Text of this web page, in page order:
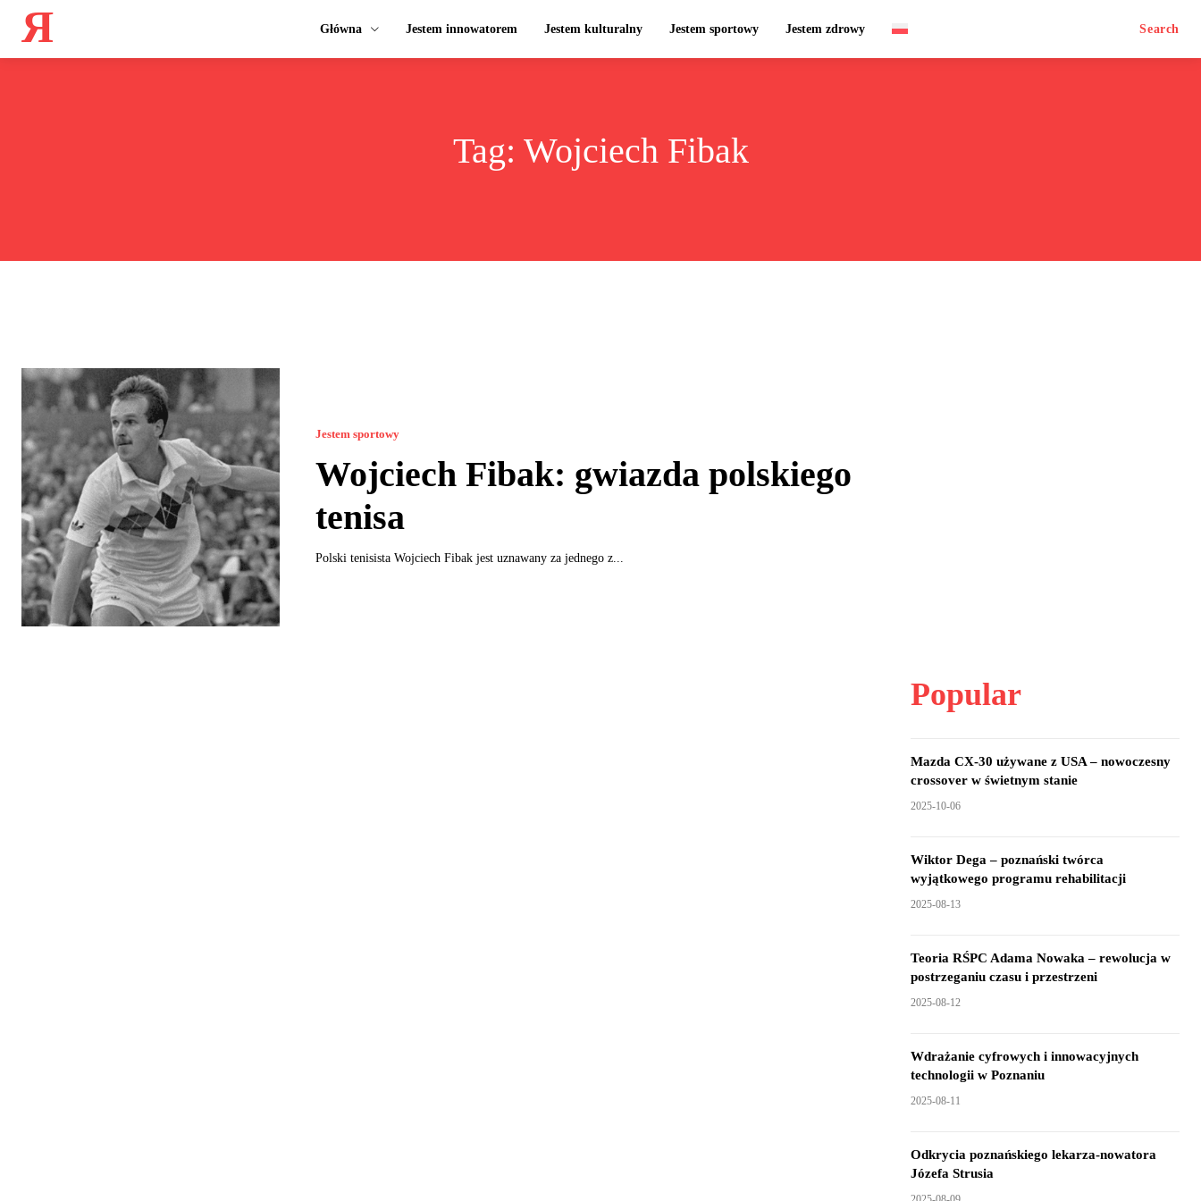
Я Główna Jestem innowatorem Jestem kulturalny Jestem sportowy Jestem zdrowy Search
Tag: Wojciech Fibak
Jestem sportowy
Wojciech Fibak: gwiazda polskiego
tenisa
Polski tenisista Wojciech Fibak jest uznawany za jednego z...
Popular
Mazda CX-30 używane z USA – nowoczesny
crossover w świetnym stanie
2025-10-06
Wiktor Dega – poznański twórca
wyjątkowego programu rehabilitacji
2025-08-13
Teoria RŚPC Adama Nowaka – rewolucja w
postrzeganiu czasu i przestrzeni
2025-08-12
Wdrażanie cyfrowych i innowacyjnych
technologii w Poznaniu
2025-08-11
Odkrycia poznańskiego lekarza-nowatora
Józefa Strusia